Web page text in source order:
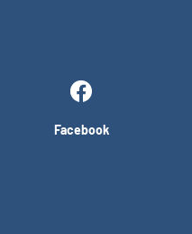
Facebook